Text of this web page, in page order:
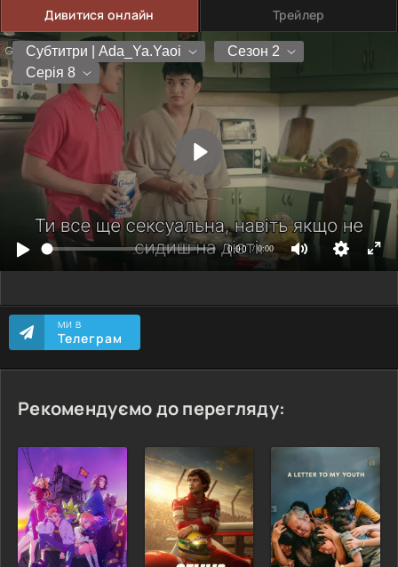
Дивитися онлайн Трейлер
МИ В
Телеграм
Рекомендуємо до перегляду: